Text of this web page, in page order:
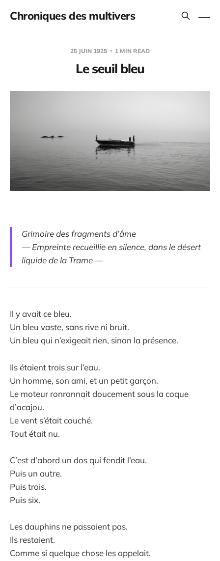
Chroniques des multivers
25 JUIN 1925 1 MIN READ
Le seuil bleu
Grimoire des fragments d’âme
— Empreinte recueillie en silence, dans le désert
liquide de la Trame —
Il y avait ce bleu.
Un bleu vaste, sans rive ni bruit.
Un bleu qui n’exigeait rien, sinon la présence.
Ils étaient trois sur l’eau.
Un homme, son ami, et un petit garçon.
Le moteur ronronnait doucement sous la coque
d’acajou.
Le vent s’était couché.
Tout était nu.
C’est d’abord un dos qui fendit l’eau.
Puis un autre.
Puis trois.
Puis six.
Les dauphins ne passaient pas.
Ils restaient.
Comme si quelque chose les appelait.